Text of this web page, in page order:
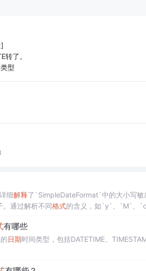
转了。
型
细解释了`SimpleDateFormat`中的大小写
通过解析不同格式的含义，如`y`、`M`、
有哪些
日期时间类型，包括DATETIME、